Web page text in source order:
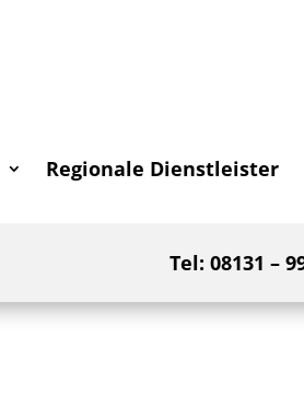
Regionale Dienstleister
Tel: 08131 –